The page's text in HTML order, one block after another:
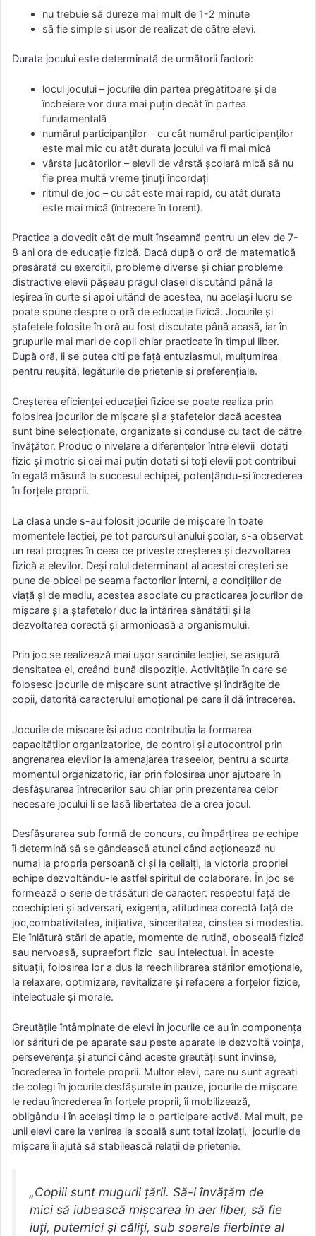
nu trebuie să dureze mai mult de 1-2 minute
să fie simple şi uşor de realizat de către elevi.
Durata jocului este determinată de următorii factori:
locul jocului – jocurile din partea pregătitoare şi de
încheiere vor dura mai puţin decât în partea
fundamentală
numărul participanţilor – cu cât numărul participanţilor
este mai mic cu atât durata jocului va fi mai mică
vârsta jucătorilor – elevii de vârstă şcolară mică să nu
fie prea multă vreme ţinuţi încordaţi
ritmul de joc – cu cât este mai rapid, cu atât durata
este mai mică (întrecere în torent).
Practica a dovedit cât de mult înseamnă pentru un elev de 7-
8 ani ora de educaţie fizică. Dacă după o oră de matematică
presărată cu exerciţii, probleme diverse şi chiar probleme
distractive elevii păşeau pragul clasei discutând până la
ieşirea în curte şi apoi uitând de acestea, nu acelaşi lucru se
poate spune despre o oră de educaţie fizică. Jocurile şi
ştafetele folosite în oră au fost discutate până acasă, iar în
grupurile mai mari de copii chiar practicate în timpul liber.
După oră, li se putea citi pe faţă entuziasmul, mulţumirea
pentru reuşită, legăturile de prietenie şi preferenţiale.
Creşterea eficienţei educaţiei fizice se poate realiza prin
folosirea jocurilor de mişcare şi a ştafetelor dacă acestea
sunt bine selecţionate, organizate şi conduse cu tact de către
învăţător. Produc o nivelare a diferenţelor între elevii dotaţi
fizic şi motric şi cei mai puţin dotaţi şi toţi elevii pot contribui
în egală măsură la succesul echipei, potenţându-şi încrederea
în forţele proprii.
La clasa unde s-au folosit jocurile de mişcare în toate
momentele lecţiei, pe tot parcursul anului şcolar, s-a observat
un real progres în ceea ce priveşte creşterea şi dezvoltarea
fizică a elevilor. Deşi rolul determinant al acestei creşteri se
pune de obicei pe seama factorilor interni, a condiţiilor de
viaţă şi de mediu, acestea asociate cu practicarea jocurilor de
mişcare şi a ştafetelor duc la întărirea sănătăţii şi la
dezvoltarea corectă şi armonioasă a organismului.
Prin joc se realizează mai uşor sarcinile lecţiei, se asigură
densitatea ei, creând bună dispoziţie. Activităţile în care se
folosesc jocurile de mişcare sunt atractive şi îndrăgite de
copii, datorită caracterului emoţional pe care îl dă întrecerea.
Jocurile de mişcare îşi aduc contribuţia la formarea
capacităţilor organizatorice, de control şi autocontrol prin
angrenarea elevilor la amenajarea traseelor, pentru a scurta
momentul organizatoric, iar prin folosirea unor ajutoare în
desfăşurarea întrecerilor sau chiar prin prezentarea celor
necesare jocului li se lasă libertatea de a crea jocul.
Desfăşurarea sub formă de concurs, cu împărţirea pe echipe
îi determină să se gândească atunci când acţionează nu
numai la propria persoană ci şi la ceilalţi, la victoria propriei
echipe dezvoltându-le astfel spiritul de colaborare. În joc se
formează o serie de trăsături de caracter: respectul faţă de
coechipieri şi adversari, exigenţa, atitudinea corectă faţă de
joc,combativitatea, iniţiativa, sinceritatea, cinstea şi modestia.
Ele înlătură stări de apatie, momente de rutină, oboseală fizică
sau nervoasă, supraefort fizic sau intelectual. În aceste
situaţii, folosirea lor a dus la reechilibrarea stărilor emoţionale,
la relaxare, optimizare, revitalizare şi refacere a forţelor fizice,
intelectuale şi morale.
Greutăţile întâmpinate de elevi în jocurile ce au în componenţa
lor sărituri de pe aparate sau peste aparate le dezvoltă voinţa,
perseverenţa şi atunci când aceste greutăţi sunt învinse,
încrederea în forţele proprii. Multor elevi, care nu sunt agreaţi
de colegi în jocurile desfăşurate în pauze, jocurile de mişcare
le redau încrederea în forţele proprii, îi mobilizează,
obligându-i în acelaşi timp la o participare activă. Mai mult, pe
unii elevi care la venirea la şcoală sunt total izolaţi, jocurile de
mişcare îi ajută să stabilească relaţii de prietenie.
„Copiii sunt mugurii ţării. Să-i învăţăm de
mici să iubească mişcarea în aer liber, să fie
iuţi, puternici şi căliţi, sub soarele fierbinte al